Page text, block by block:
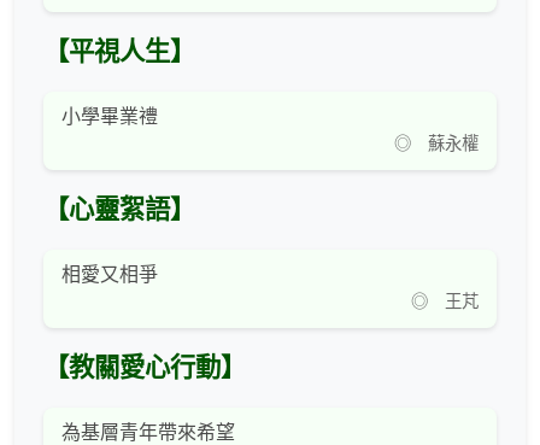
【平視人生】
小學畢業禮
◎ 蘇永權
【心靈絮語】
相愛又相爭
◎ 王芃
【教關愛心行動】
為基層青年帶來希望